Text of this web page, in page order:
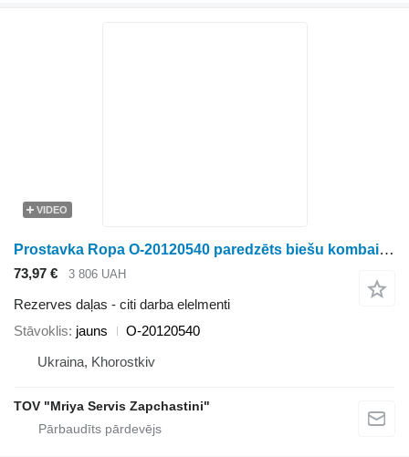
VIDEO
Prostavka Ropa O-20120540 paredzēts biešu kombaina
73,97 € 3 806 UAH
Rezerves daļas - citi darba elelmenti
Stāvoklis jauns
O-20120540
Ukraina, Khorostkiv
TOV "Mriya Servis Zapchastini"